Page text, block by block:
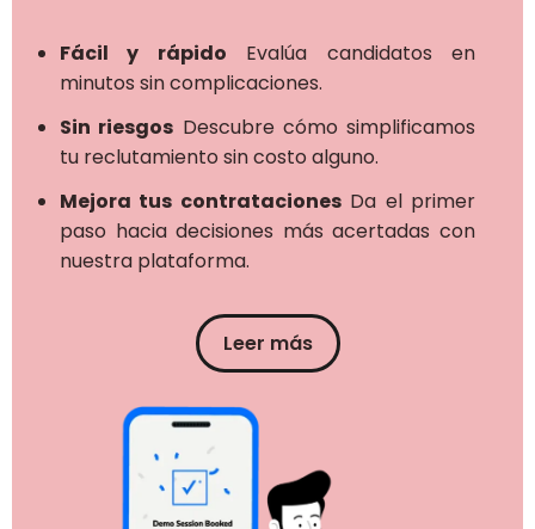
Fácil y rápido Evalúa candidatos en
minutos sin complicaciones.
Sin riesgos Descubre cómo simplificamos
tu reclutamiento sin costo alguno.
Mejora tus contratacionesDa el primer
paso hacia decisiones más acertadas con
nuestra plataforma.
Leer más